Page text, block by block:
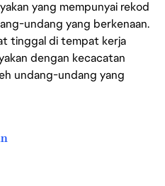
yang mempunyai rekod
undang yang berkenaan.
tinggal di tempat kerja
dengan kecacatan
undang-undang yang